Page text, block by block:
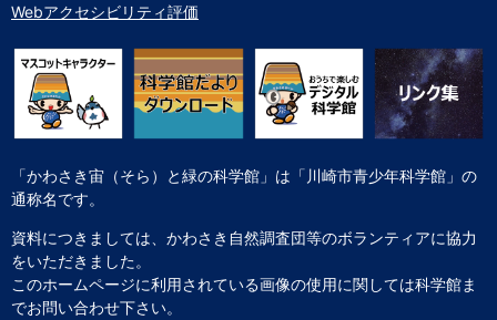
Webアクセシビリティ評価
「かわさき宙（そら）と緑の科学館」は「川崎市青少年科学館」の
通称名です。
資料につきましては、かわさき自然調査団等のボランティアに協力
をいただきました。
このホームページに利用されている画像の使用に関しては科学館ま
でお問い合わせ下さい。